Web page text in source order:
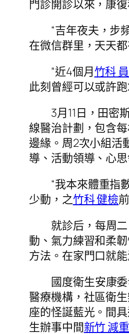
門診開診以來，康
“吉年夜夫，步
在微信群里，天天
“近4個月竹科
此刻曾經可以或許
3月11日，田密
線醫治計劃，包含
邊緣。周2次小組活
導、活動領導、心
“我本來體重指
少動，之竹科 健檢
就診后，每周
動、氣力練習和柔
方法。在家門口就
國度衛生安康
醫療機構，社區衛
座的怪誕藍光。間
生辦事中間新竹 減